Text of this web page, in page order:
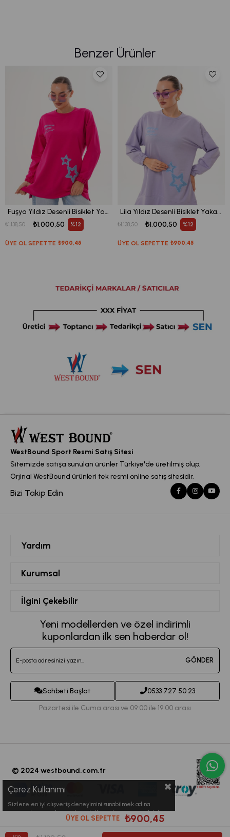
Benzer Ürünler
Fuşya Yıldız Desenli Bisiklet Yaka Kadın Sweatshirt Tunik 711
ÜYE OL SEPETTE ₺900,45
₺1.000,50
₺1.138,50 %12
Lila Yıldız Desenli Bisiklet Yaka Kadın Sweatshirt Tunik 711
ÜYE OL SEPETTE ₺900,45
₺1.000,50
₺1.138,50 %12
WestBound Sport Resmi Satış Sitesi
Sitemizde satışa sunulan ürünler Türkiye'de üretilmiş olup,
Orjinal WestBound ürünleri tek resmi online satış sitesidir.
Bizi Takip Edin
Yardım
Favorilerim
Sepetim
Destek Taleplerim
Sipariş Takibi
Kurumsal
Hakkımızda
Kvkk Metni
Teslimat ve İade Koşulları
Toptan Satış
İletişim
İlgini Çekebilir
Kadın Spor Giyim
Büyük Beden Eşofman
Jogger Eşofman Altı
Kadın Tayt Modelleri
Crop Büstiyet Modelleri
Yeni modellerden ve özel indirimli
kuponlardan ilk sen haberdar ol!
GÖNDER
Sohbeti Başlat
0533 727 50 23
Pazartesi ile Cuma arası ve 09:00 ile 19:00 arası
© 2024 westbound.com.tr
Çerez Kullanımı
Sizlere en iyi alışveriş deneyimini sunabilmek adına
sitemizde çerezler(cookies) kullanmaktayız. Detaylı bilgi
için Kvkk sözleşmesini inceleyebilirsiniz.
ÜYE OL SEPETTE ₺900,45